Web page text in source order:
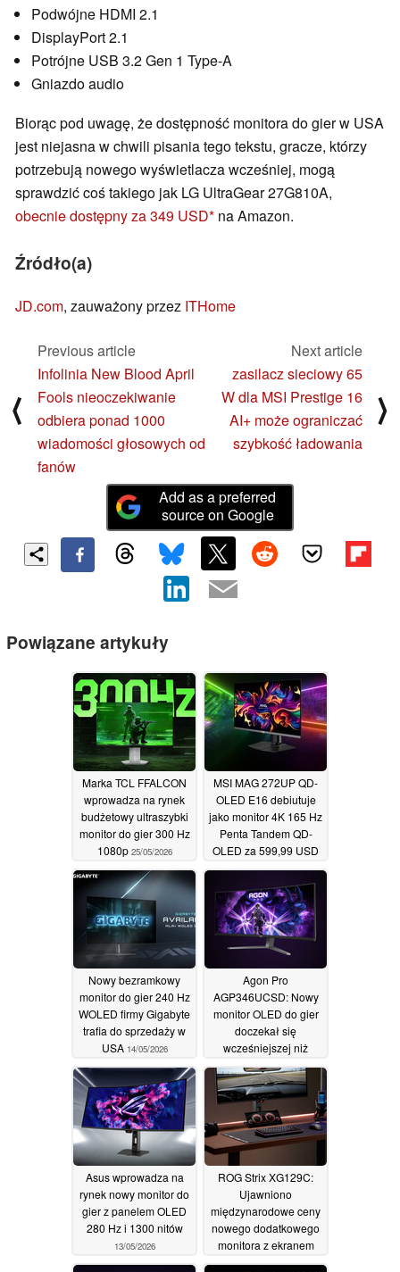
Podwójne HDMI 2.1
DisplayPort 2.1
Potrójne USB 3.2 Gen 1 Type-A
Gniazdo audio
Biorąc pod uwagę, że dostępność monitora do gier w USA
jest niejasna w chwili pisania tego tekstu, gracze, którzy
potrzebują nowego wyświetlacza wcześniej, mogą
sprawdzić coś takiego jak LG UltraGear 27G810A,
obecnie dostępny za 349 USD na Amazon.
Źródło(a)
JD.com, zauważony przez ITHome
⟨
Previous article
Infolinia New Blood April
Fools nieoczekiwanie
odbiera ponad 1000
wiadomości głosowych od
fanów
Next article
zasilacz sieciowy 65
W dla MSI Prestige 16
AI+ może ograniczać
szybkość ładowania
⟩
Add as a preferred
source on Google
Powiązane artykuły
Marka TCL FFALCON
wprowadza na rynek
budżetowy ultraszybki
monitor do gier 300 Hz
1080p 25/05/2026
MSI MAG 272UP QD-
OLED E16 debiutuje
jako monitor 4K 165 Hz
Penta Tandem QD-
OLED za 599,99 USD
19/05/2026
Nowy bezramkowy
monitor do gier 240 Hz
WOLED firmy Gigabyte
trafia do sprzedaży w
USA 14/05/2026
Agon Pro
AGP346UCSD: Nowy
monitor OLED do gier
doczekał się
wcześniejszej niż
oczekiwano
międzynarodowej
premiery14/05/2026
Asus wprowadza na
rynek nowy monitor do
gier z panelem OLED
280 Hz i 1300 nitów
13/05/2026
ROG Strix XG129C:
Ujawniono
międzynarodowe ceny
nowego dodatkowego
monitora z ekranem
dotykowym 24:9